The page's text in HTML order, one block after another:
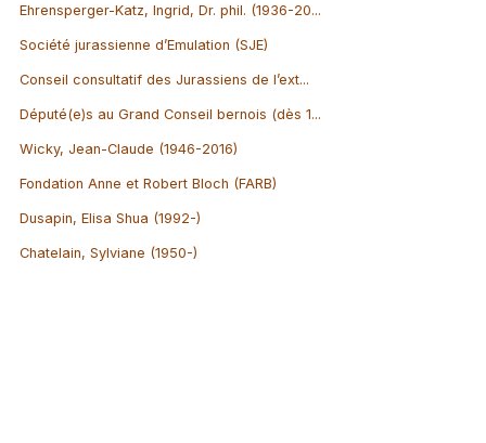
Ehrensperger-Katz, Ingrid, Dr. phil. (1936-20...
Société jurassienne d’Emulation (SJE)
Conseil consultatif des Jurassiens de l’ext...
Député(e)s au Grand Conseil bernois (dès 1...
Wicky, Jean-Claude (1946-2016)
Fondation Anne et Robert Bloch (FARB)
Dusapin, Elisa Shua (1992-)
Chatelain, Sylviane (1950-)